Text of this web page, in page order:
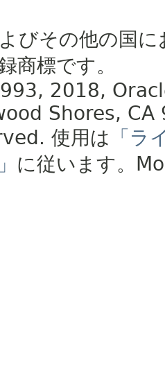
びその他の国
商標です。
2018,
Shores, CA
使用は 「ラ
に従います。